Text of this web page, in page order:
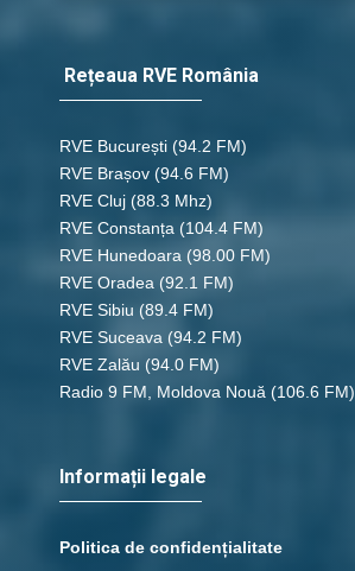
Rețeaua RVE România
RVE București (94.2 FM)
RVE Brașov (94.6 FM)
RVE Cluj (88.3 Mhz)
RVE Constanța (104.4 FM)
RVE Hunedoara (98.00 FM)
RVE Oradea (92.1 FM)
RVE Sibiu (89.4 FM)
RVE Suceava (94.2 FM)
RVE Zalău (94.0 FM)
Radio 9 FM, Moldova Nouă (106.6 FM)
Informații legale
Politica de confidențialitate